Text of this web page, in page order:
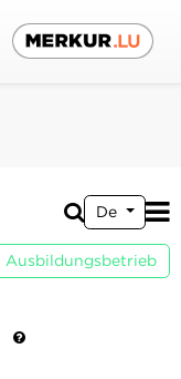
De
Ausbildungsbetrieb